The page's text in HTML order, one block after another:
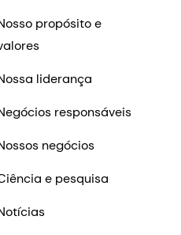
propósito e
liderança
responsáveis
negócios
e pesquisa